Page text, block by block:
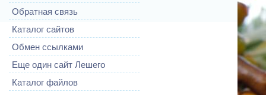
Обратная связь
Каталог сайтов
Обмен ссылками
Еще один сайт Лешего
Каталог файлов